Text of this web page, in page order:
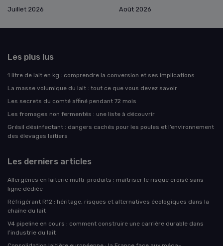
Juillet 2026
Août 2026
Les plus lus
1 litre de lait en kg : comprendre la conversion et ses implications
La masse volumique du lait : tout ce que vous devez savoir
Les secrets du comté affiné pendant 72 mois
Les fromages non fermentés : une liste à découvrir
Grésil désinfectant : dangers cachés pour les poules et l’environnement
des élevages laitiers
Les derniers articles
Allergènes en laiterie multi-produits : maîtriser le risque croisé sans
ligne dédiée
Réfrigérant R12 : héritage, risques et alternatives écologiques dans la
chaîne du lait
V4 pipeline en cours : comment construire une carrière durable dans
l’industrie du lait